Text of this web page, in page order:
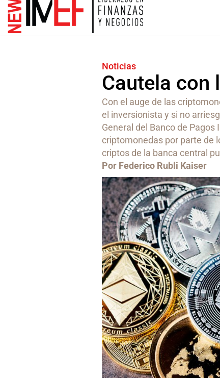
Noticias
Cautela con
Con el auge de las
el inversionista y si no
General del Banco de
criptomonedas por parte de
criptos de la banca central
Por Federico Rubli Kaiser